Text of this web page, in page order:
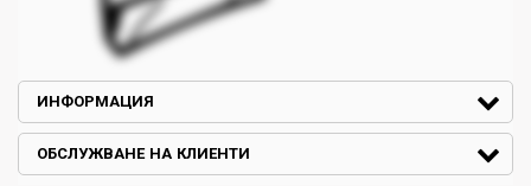
ИНФОРМАЦИЯ
ОБСЛУЖВАНЕ НА КЛИЕНТИ